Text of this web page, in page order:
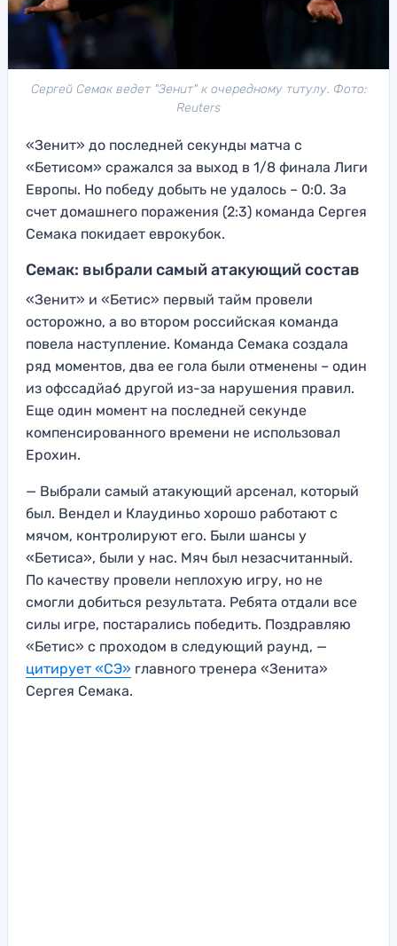
Сергей Семак ведет "Зенит" к очередному титулу. Фото:
Reuters
«Зенит» до последней секунды матча с
«Бетисом» сражался за выход в 1/8 финала Лиги
Европы. Но победу добыть не удалось – 0:0. За
счет домашнего поражения (2:3) команда Сергея
Семака покидает еврокубок.
Семак: выбрали самый атакующий состав
«Зенит» и «Бетис» первый тайм провели
осторожно, а во втором российская команда
повела наступление. Команда Семака создала
ряд моментов, два ее гола были отменены – один
из офссадйа6 другой из-за нарушения правил.
Еще один момент на последней секунде
компенсированного времени не использовал
Ерохин.
— Выбрали самый атакующий арсенал, который
был. Вендел и Клаудиньо хорошо работают с
мячом, контролируют его. Были шансы у
«Бетиса», были у нас. Мяч был незасчитанный.
По качеству провели неплохую игру, но не
смогли добиться результата. Ребята отдали все
силы игре, постарались победить. Поздравляю
«Бетис» с проходом в следующий раунд, —
цитирует «СЭ» главного тренера «Зенита»
Сергея Семака.